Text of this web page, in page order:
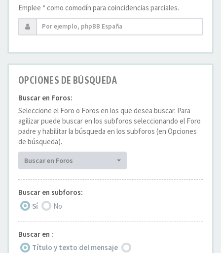
Emplee * como comodín para coincidencias parciales.
OPCIONES DE BÚSQUEDA
Buscar en Foros:
Seleccione el Foro o Foros en los que desea buscar. Para
agilizar puede buscar en los subforos seleccionando el Foro
padre y habilitar la búsqueda en los subforos (en Opciones
de búsqueda).
Buscar en Foros
Buscar en subforos:
Sí
No
Buscar en :
Título y texto del mensaje